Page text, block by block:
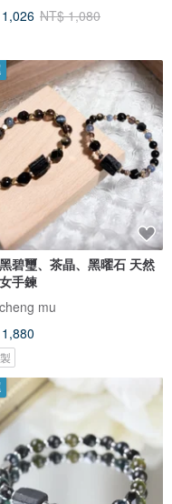
NT$ 1,080
碧璽、茶晶、黑曜石 天然
手鍊
mu